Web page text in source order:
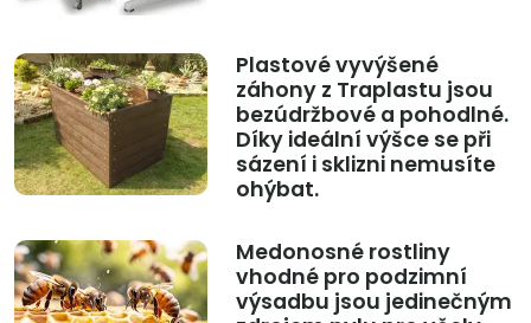
Plastové vyvýšené
záhony z Traplastu jsou
bezúdržbové a pohodlné.
Díky ideální výšce se při
sázení i sklizni nemusíte
ohýbat.
Medonosné rostliny
vhodné pro podzimní
výsadbu jsou jedinečným